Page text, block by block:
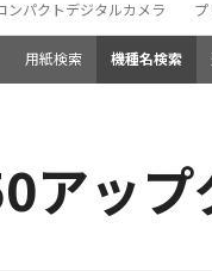
ンパクトデジタルカメラ
用紙検索 機種名検索
アッ